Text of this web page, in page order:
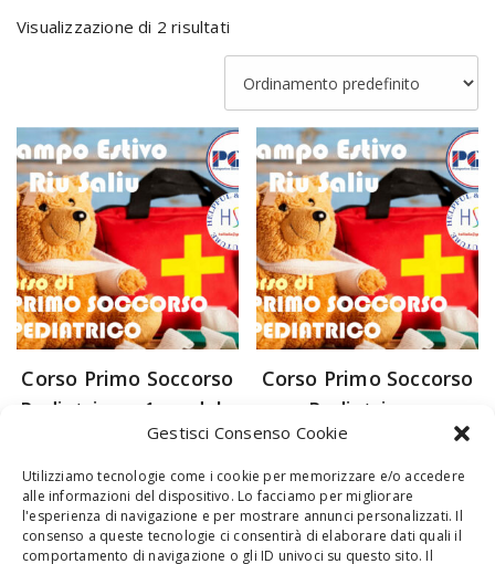
Gestisci Consenso Cookie
Utilizziamo tecnologie come i cookie per memorizzare e/o accedere
alle informazioni del dispositivo. Lo facciamo per migliorare
l'esperienza di navigazione e per mostrare annunci personalizzati. Il
consenso a queste tecnologie ci consentirà di elaborare dati quali il
comportamento di navigazione o gli ID univoci su questo sito. Il
Visualizzazione di 2 risultati
Corso Primo Soccorso
Pediatrico – 1 modulo
Aggiungi al carrello
Corso Primo Soccorso
Pediatrico –
pacchetto 3 moduli
35,00€
Aggiungi al carrello